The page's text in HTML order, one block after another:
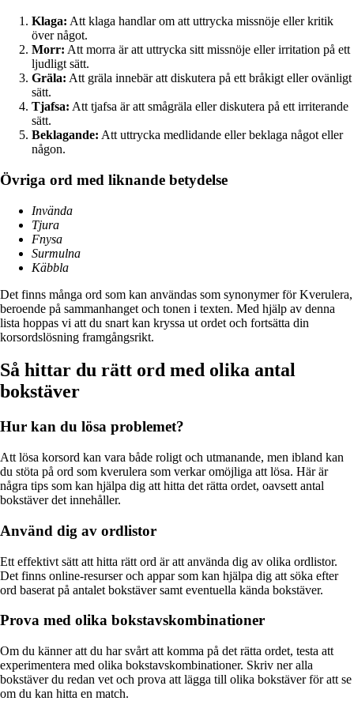
Klaga: Att klaga handlar om att uttrycka missnöje eller kritik
över något.
Morr: Att morra är att uttrycka sitt missnöje eller irritation på ett
ljudligt sätt.
Gräla: Att gräla innebär att diskutera på ett bråkigt eller ovänligt
sätt.
Tjafsa: Att tjafsa är att smågräla eller diskutera på ett irriterande
sätt.
Beklagande: Att uttrycka medlidande eller beklaga något eller
någon.
Övriga ord med liknande betydelse
Invända
Tjura
Fnysa
Surmulna
Käbbla
Det finns många ord som kan användas som synonymer för Kverulera,
beroende på sammanhanget och tonen i texten. Med hjälp av denna
lista hoppas vi att du snart kan kryssa ut ordet och fortsätta din
korsordslösning framgångsrikt.
Så hittar du rätt ord med olika antal
bokstäver
Hur kan du lösa problemet?
Att lösa korsord kan vara både roligt och utmanande, men ibland kan
du stöta på ord som kverulera som verkar omöjliga att lösa. Här är
några tips som kan hjälpa dig att hitta det rätta ordet, oavsett antal
bokstäver det innehåller.
Använd dig av ordlistor
Ett effektivt sätt att hitta rätt ord är att använda dig av olika ordlistor.
Det finns online-resurser och appar som kan hjälpa dig att söka efter
ord baserat på antalet bokstäver samt eventuella kända bokstäver.
Prova med olika bokstavskombinationer
Om du känner att du har svårt att komma på det rätta ordet, testa att
experimentera med olika bokstavskombinationer. Skriv ner alla
bokstäver du redan vet och prova att lägga till olika bokstäver för att se
om du kan hitta en match.